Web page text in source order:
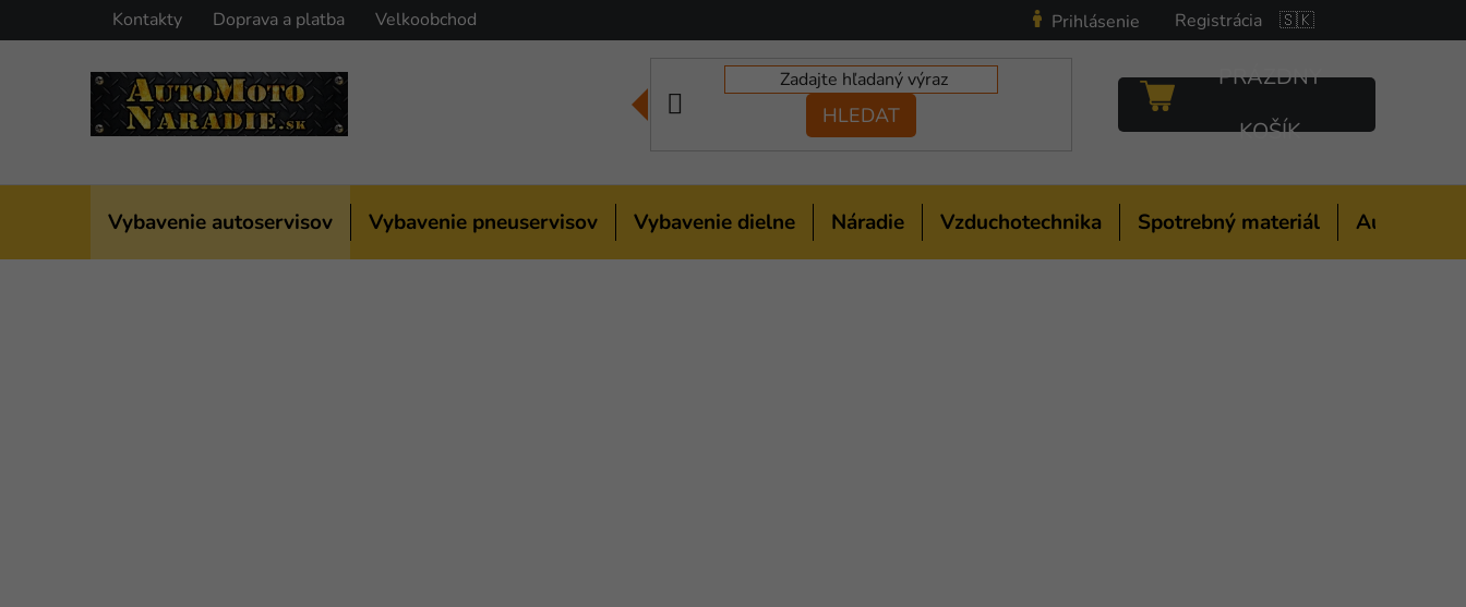
na
Kontakty Doprava a platba Velkoobchod Prihlásenie Registrácia 🇸🇰
HLEDAT
NÁKUPNÝ
KOŠÍK
PRÁZDNY
KOŠÍK
Vybavenie autoservisov Vybavenie pneuservisov Vybavenie dielne Náradie Vzduchotechnika Spotrebný materiál Auto-moto